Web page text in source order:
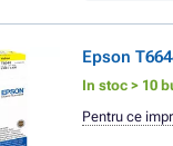
Epson
In stoc > 10
Pentru ce